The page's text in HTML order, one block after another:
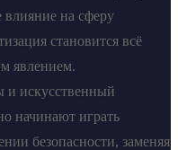
влияние на сферу
становится всё
явлением.
и искусственный
начинают играть
безопасности, заменяя